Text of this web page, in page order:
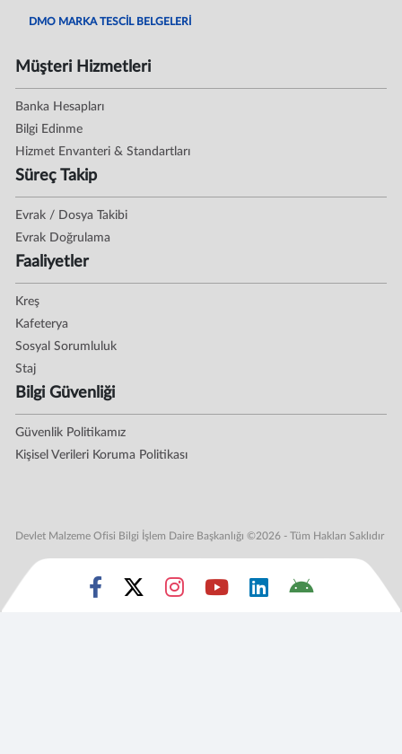
DMO MARKA TESCİL BELGELERİ
Müşteri Hizmetleri
Banka Hesapları
Bilgi Edinme
Hizmet Envanteri & Standartları
Süreç Takip
Evrak / Dosya Takibi
Evrak Doğrulama
Faaliyetler
Kreş
Kafeterya
Sosyal Sorumluluk
Staj
Bilgi Güvenliği
Güvenlik Politikamız
Kişisel Verileri Koruma Politikası
Devlet Malzeme Ofisi Bilgi İşlem Daire Başkanlığı ©2026 - Tüm Hakları Saklıdır